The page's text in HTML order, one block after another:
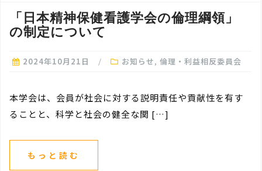
「日本精神保健看護学会の倫理綱領」
の制定について
2024年10月21日 お知らせ, 倫理・利益相反委員会
本学会は、会員が社会に対する説明責任や貢献性を有す
ることと、科学と社会の健全な関 […]
もっと読む